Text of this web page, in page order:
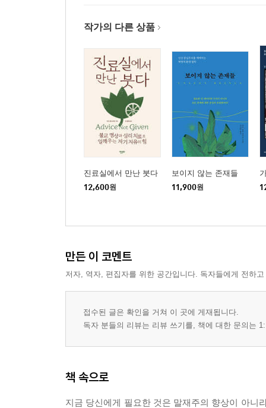
작가의 다른 상품
진료실에서 만난 붓다
12,600원
보이지 않는 존재들
11,900원
만든 이 코멘트
저자, 역자, 편집자를 위한 공간입니다. 독자들에게 전하
접수된 글은 확인을 거쳐 이 곳에 게재됩니다.
독자 분들의 리뷰는 리뷰 쓰기를, 책에 대한 문의는
책 속으로
지금 당신에게 필요한 것은 말재주의 향상이 아니